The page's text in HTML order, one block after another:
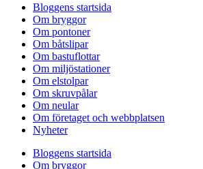
Bloggens startsida
Om bryggor
Om pontoner
Om båtslipar
Om bastuflottar
Om miljöstationer
Om elstolpar
Om skruvpålar
Om neular
Om företaget och webbplatsen
Nyheter
Bloggens startsida
Om bryggor